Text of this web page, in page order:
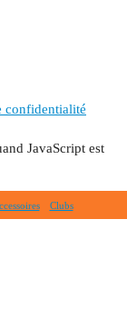
confidentialité
JavaScript est
Clubs